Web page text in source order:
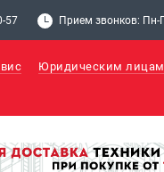
57 Прием звонков: Пн-
Юридическим лицам